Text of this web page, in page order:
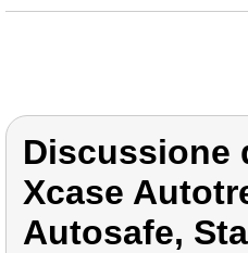
Discussione
Xcase
Autosafe,